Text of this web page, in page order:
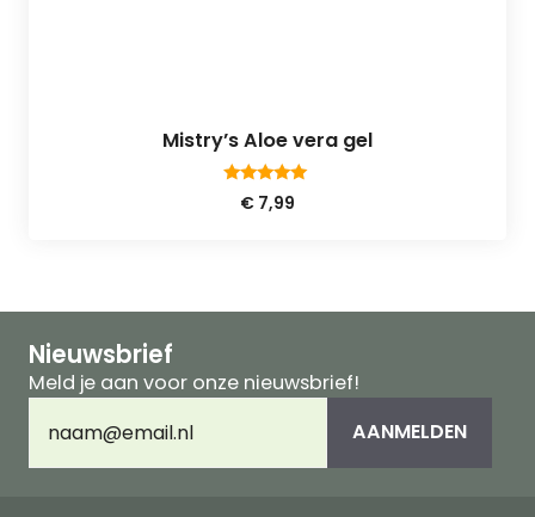
Mistry’s Aloe vera gel
4.80
van 5
€ 7,99
Nieuwsbrief
Meld je aan voor onze nieuwsbrief!
mailadres(Vereist) AANMELDEN